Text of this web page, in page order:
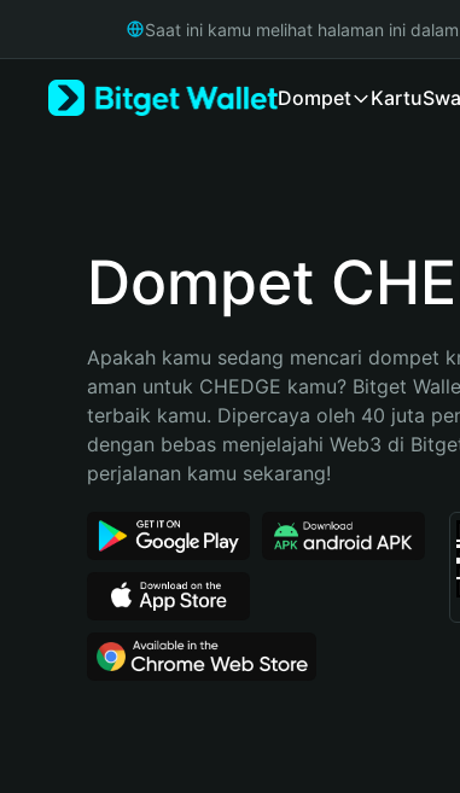
Русский
Bahasa Indonesia
Español (Argentina)
Saat ini kamu melihat halaman ini dalam
Dompet Kartu
Dompet
Apakah kamu sedang mencari dompet
aman untuk CHEDGE kamu? Bitget
terbaik kamu. Dipercaya oleh 40 juta
dengan bebas menjelajahi Web3 di
perjalanan kamu sekarang!